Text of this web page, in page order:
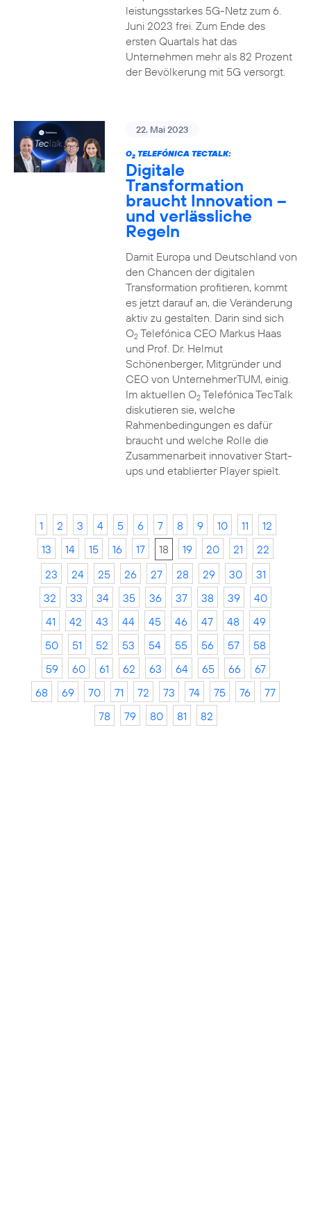
leistungsstarkes 5G-Netz zum 6.
Juni 2023 frei. Zum Ende des
ersten Quartals hat das
Unternehmen mehr als 82 Prozent
der Bevölkerung mit 5G versorgt.
22. Mai 2023
O2TELEFÓNICA TECTALK:
Digitale
Transformation
braucht Innovation –
und verlässliche
Regeln
Damit Europa und Deutschland von
den Chancen der digitalen
Transformation profitieren, kommt
es jetzt darauf an, die Veränderung
aktiv zu gestalten. Darin sind sich
O2Telefónica CEO Markus Haas
und Prof. Dr. Helmut
Schönenberger, Mitgründer und
CEO von UnternehmerTUM, einig.
Im aktuellen O2Telefónica TecTalk
diskutieren sie, welche
Rahmenbedingungen es dafür
braucht und welche Rolle die
Zusammenarbeit innovativer Start-
ups und etablierter Player spielt.
1 2 3 4 5 6 7 8 9 10 11
12
13
14 15 16 17 18 19 20 21
22
23
24 25 26 27 28 29 30
31
32
33 34 35 36 37 38 39
40
41
42 43 44 45 46 47 48
49
50
51 52 53 54 55 56 57
58
59
60 61 62 63 64 65 66
67
68
69 70 71 72 73 74 75 76
77
78
79 80 81 82